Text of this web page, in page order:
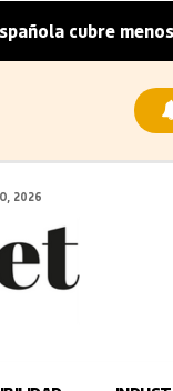
menos de la
2026